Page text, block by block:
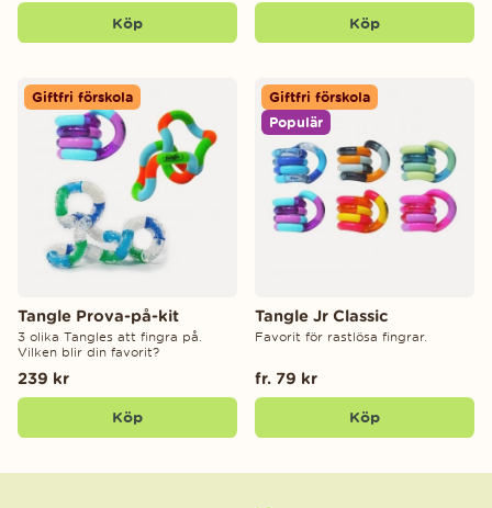
Köp Köp
Giftfri förskola
Tangle Prova-på-kit
3 olika Tangles att fingra på.
Vilken blir din favorit?
239 kr
Köp
Giftfri förskola
Populär
Tangle Jr Classic
Favorit för rastlösa fingrar.
fr. 79 kr
Köp